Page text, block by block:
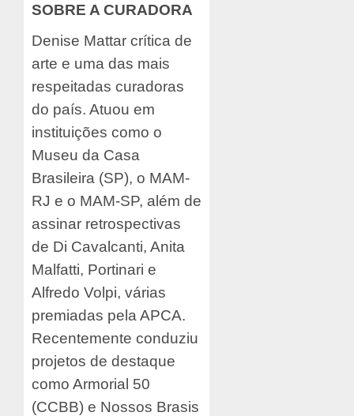
SOBRE A CURADORA
Denise Mattar crítica de
arte e uma das mais
respeitadas curadoras
do país. Atuou em
instituições como o
Museu da Casa
Brasileira (SP), o MAM-
RJ e o MAM-SP, além de
assinar retrospectivas
de Di Cavalcanti, Anita
Malfatti, Portinari e
Alfredo Volpi, várias
premiadas pela APCA.
Recentemente conduziu
projetos de destaque
como Armorial 50
(CCBB) e Nossos Brasis